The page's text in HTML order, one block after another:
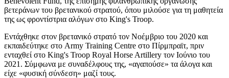
βετεράνων του βρετανικού στρατού, όπου μιλούσε για τη μαθητεία
της ως φροντίστρια αλόγων στο King's Troop.
Εντάχθηκε στον βρετανικό στρατό τον Νοέμβριο του 2020 και
εκπαιδεύτηκε στο Army Training Centre στο Πίρμπραϊτ, πριν
ενταχθεί στο King's Troop Royal Horse Artillery τον Ιούνιο του
2021. Σύμφωνα με συναδέλφους της, «αγαπούσε» τα άλογα και
είχε «φυσική σύνδεση» μαζί τους.